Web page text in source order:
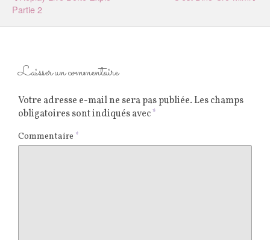
Partie 2
Laisser un commentaire
Votre adresse e-mail ne sera pas publiée.Les champs
obligatoires sont indiqués avec*
Commentaire *